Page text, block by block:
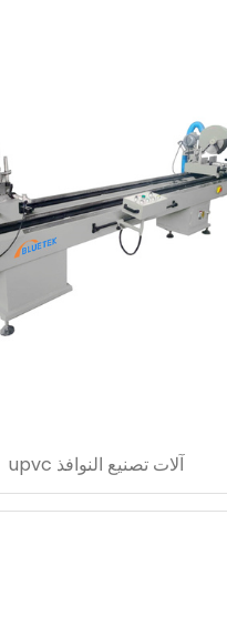
آلات تصنيع النوافذ upvc